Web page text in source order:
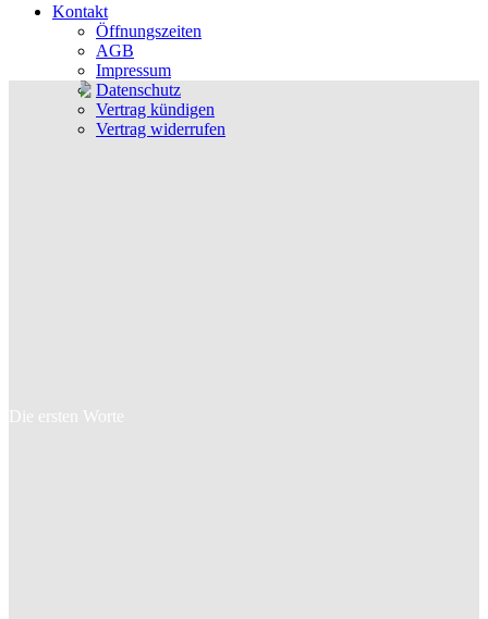
Kontakt
Öffnungszeiten
AGB
Impressum
Datenschutz
Vertrag kündigen
Vertrag widerrufen
Die ersten Worte